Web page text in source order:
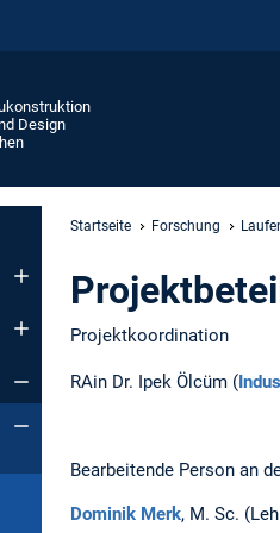
Design
Startseite Forschung
Projektkoordination
RAin Dr. Ipek Ölcüm (
Bearbeitende Person an
Dominik Merk, M. Sc.